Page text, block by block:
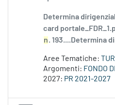
Determina
card
n. 193....Determina
Aree Tematiche:
Argomenti: FONDO
2027: PR 2021-2027